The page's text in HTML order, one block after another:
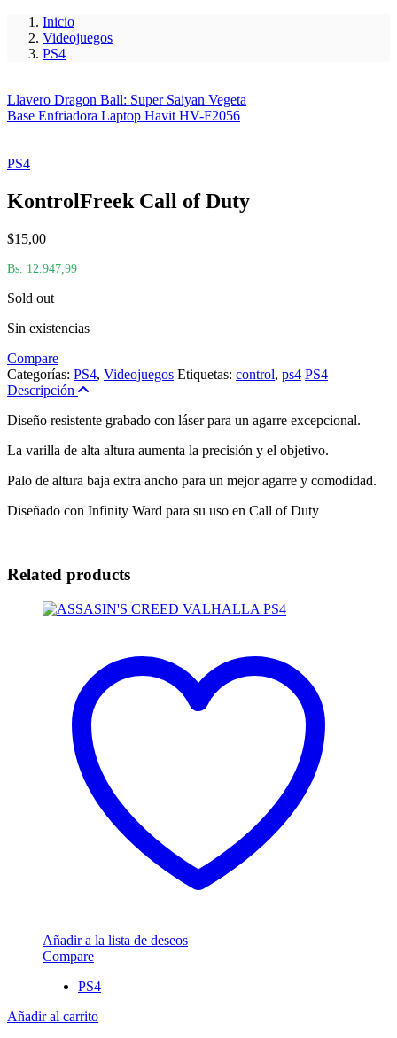
Inicio
Videojuegos
PS4
Llavero Dragon Ball: Super Saiyan Vegeta
Base Enfriadora Laptop Havit HV-F2056
PS4
KontrolFreek Call of Duty
$15,00
Bs. 12.947,99
Sold out
Sin existencias
Compare
Categorías: PS4, Videojuegos Etiquetas: control, ps4 PS4
Descripción
Diseño resistente grabado con láser para un agarre excepcional.
La varilla de alta altura aumenta la precisión y el objetivo.
Palo de altura baja extra ancho para un mejor agarre y comodidad.
Diseñado con Infinity Ward para su uso en Call of Duty
Related products
Añadir a la lista de deseos
Compare
PS4
Añadir al carrito